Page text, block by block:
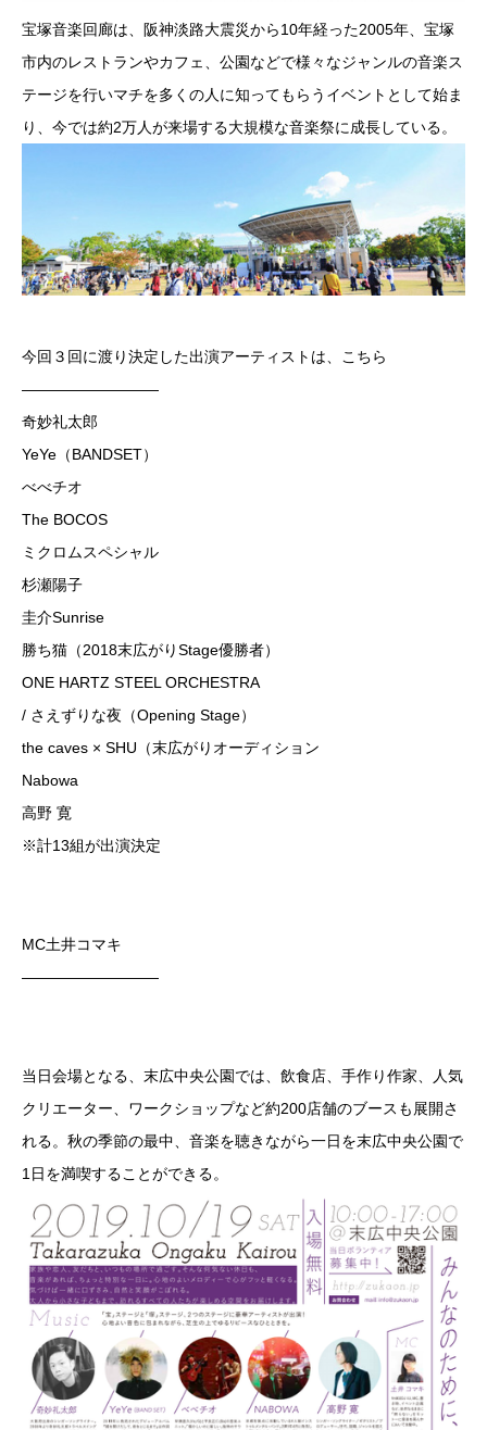
宝塚音楽回廊は、阪神淡路大震災から10年経った2005年、宝塚
市内のレストランやカフェ、公園などで様々なジャンルの音楽ス
テージを行いマチを多くの人に知ってもらうイベントとして始ま
り、今では約2万人が来場する大規模な音楽祭に成長している。
今回３回に渡り決定した出演アーティストは、こちら
—————————
奇妙礼太郎
YeYe（BANDSET）
べべチオ
The BOCOS
ミクロムスペシャル
杉瀬陽子
圭介Sunrise
勝ち猫（2018末広がりStage優勝者）
ONE HARTZ STEEL ORCHESTRA
/ さえずりな夜（Opening Stage）
the caves × SHU（末広がりオーディション
Nabowa
高野 寛
※計13組が出演決定
MC土井コマキ
—————————
当日会場となる、末広中央公園では、飲食店、手作り作家、人気
クリエーター、ワークショップなど約200店舗のブースも展開さ
れる。秋の季節の最中、音楽を聴きながら一日を末広中央公園で
1日を満喫することができる。